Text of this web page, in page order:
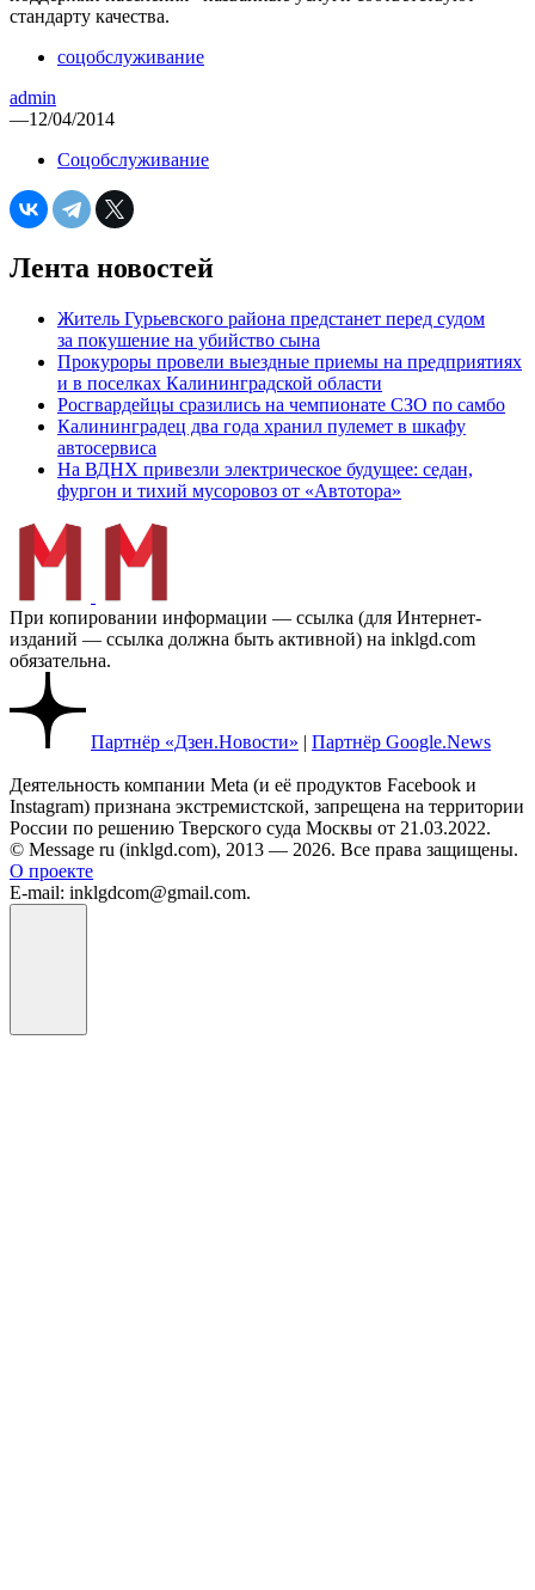
стандарту качества.
соцобслуживание
admin
—12/04/2014
Соцобслуживание
Лента новостей
Житель Гурьевского района предстанет перед судом
за покушение на убийство сына
Прокуроры провели выездные приемы на предприятиях
и в поселках Калининградской области
Росгвардейцы сразились на чемпионате СЗО по самбо
Калининградец два года хранил пулемет в шкафу
автосервиса
На ВДНХ привезли электрическое будущее: седан,
фургон и тихий мусоровоз от «Автотора»
При копировании информации — ссылка (для Интернет-
изданий — ссылка должна быть активной) на inklgd.com
обязательна.
Партнёр «Дзен.Новости» | Партнёр Google.News
Деятельность компании Meta (и её продуктов Facebook и
Instagram) признана экстремистской, запрещена на территории
России по решению Тверского суда Москвы от 21.03.2022.
© Message ru (inklgd.com), 2013 — 2026. Все права защищены.
О проекте
E-mail: inklgdcom@gmail.com.